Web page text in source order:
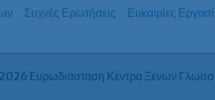
Συχνές Ερωτήσεις Ευκαιρίες
Eυρωδιάσταση Κέντρα Ξένων